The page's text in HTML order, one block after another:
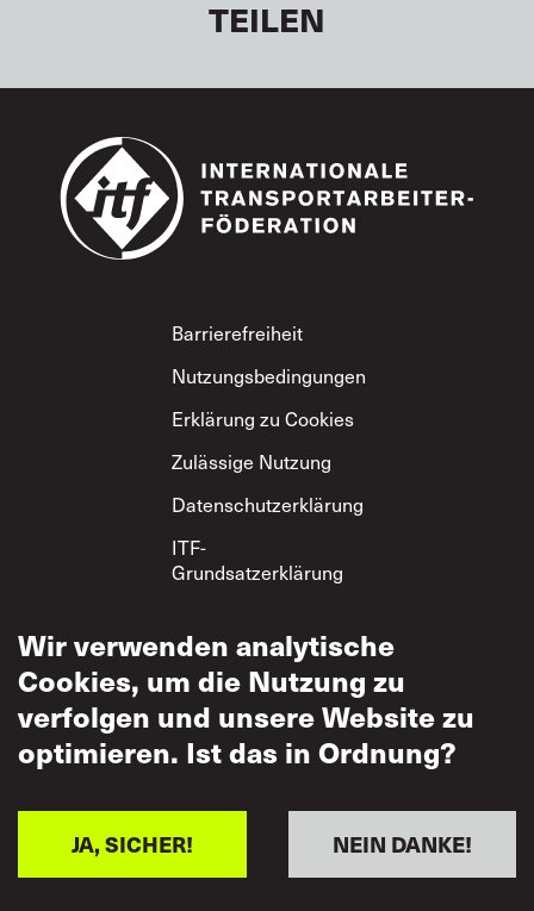
TEILEN
Footer
Barrierefreiheit
Nutzungsbedingungen
Erklärung zu Cookies
Zulässige Nutzung
Datenschutzerklärung
ITF-
Grundsatzerklärung
Wir verwenden analytische
Cookies, um die Nutzung zu
verfolgen und unsere Website zu
optimieren. Ist das in Ordnung?
NEIN DANKE!
JA, SICHER!